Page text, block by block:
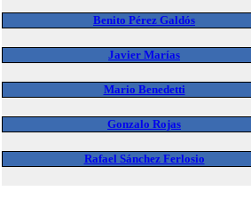
Benito Pérez Galdós
Javier Marías
Mario Benedetti
Gonzalo Rojas
Rafael Sánchez Ferlosio